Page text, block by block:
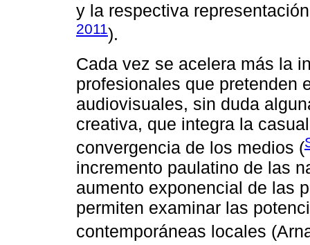
y la respectiva
2011).
Cada vez se acelera más la
profesionales que pretenden
audiovisuales, sin duda
creativa, que integra la
convergencia de los medios (
incremento paulatino de las
aumento exponencial de las
permiten examinar las
contemporáneas locales